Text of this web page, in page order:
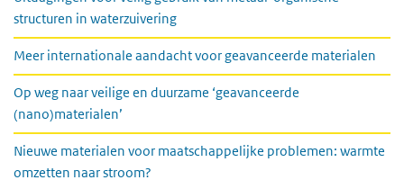
structuren in waterzuivering
Meer internationale aandacht voor geavanceerde materialen
Op weg naar veilige en duurzame ‘geavanceerde
(nano)materialen’
Nieuwe materialen voor maatschappelijke problemen: warmte
omzetten naar stroom?